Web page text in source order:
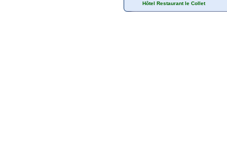
Hôtel Restaurant le Collet